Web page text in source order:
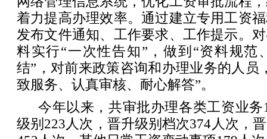
着力提高办理效率。通过建立专用工资
发布文件通知、工作要求、工作提示。
料实行“一次性告知”，做到“资料规范
结”，对前来政策咨询和办理业务的人员
致服务、认真审核、耐心解答”。
今年以来，共审批办理各类工资业
级别223人次，晋升级别档次374人次，